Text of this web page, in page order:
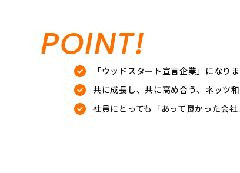
POINT!
「ウッドスタート宣言企業」になり
共に成長し、共に高め合う、ネッツ
社員にとっても「あって良かった会